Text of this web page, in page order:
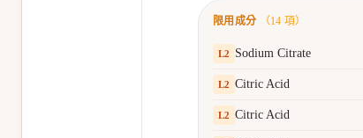
限用成分 （14 項）
L2 Sodium Citrate
L2 Citric Acid
L2 Citric Acid